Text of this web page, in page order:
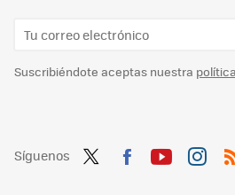
Suscribiéndote aceptas nuestra
Síguenos